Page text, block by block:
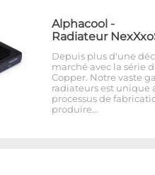
Alphacool -
Radiateur
Depuis plus d'une
marché avec la série
Copper. Notre vaste
radiateurs est unique
processus de
produire…